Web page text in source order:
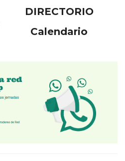
DIRECTORIO
Calendario